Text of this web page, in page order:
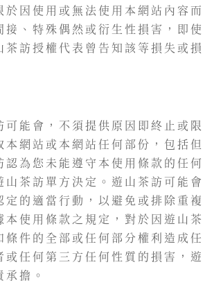
於因使用或無法使用本網站內容而
接、特殊偶然或衍生性損害，即使
茶訪授權代表曾告知該等損失或損
可能會，不須提供原因即終止或限
本網站或本網站任何部份，包括但
認為您未能遵守本使用條款的任何
山茶訪單方決定。遊山茶訪可能會
定的適當行動，以避免或排除重複
本使用條款之規定，對於因遊山茶
條件的全部或任何部分權利造成任
或任何第三方任何性質的損害，遊
擔。